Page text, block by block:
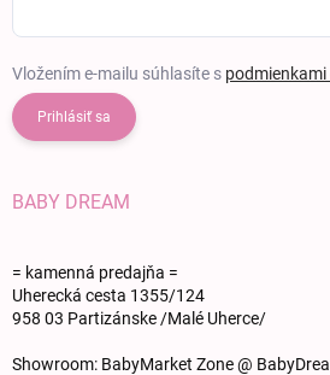
Vložením e-mailu súhlasíte s
Prihlásiť sa
BABY DREAM
= kamenná predajňa =
Uherecká cesta 1355/124
958 03 Partizánske /Malé Uherce/
Showroom: BabyMarket Zone @